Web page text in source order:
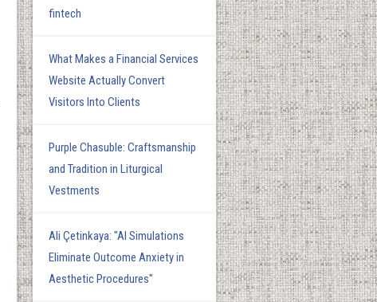
fintech
What Makes a Financial Services
Website Actually Convert
Visitors Into Clients
Purple Chasuble: Craftsmanship
and Tradition in Liturgical
Vestments
Ali Çetinkaya: "AI Simulations
Eliminate Outcome Anxiety in
Aesthetic Procedures"